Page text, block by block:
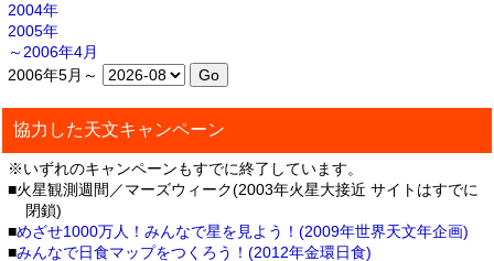
2004年
2005年
～2006年4月
2006年5月～
協力した天文キャンペーン
※いずれのキャンペーンもすでに終了しています。
■火星観測週間／マーズウィーク(2003年火星大接近 サイトはすでに
閉鎖)
■めざせ1000万人！みんなで星を見よう！(2009年世界天文年企画)
■みんなで日食マップをつくろう！(2012年金環日食)